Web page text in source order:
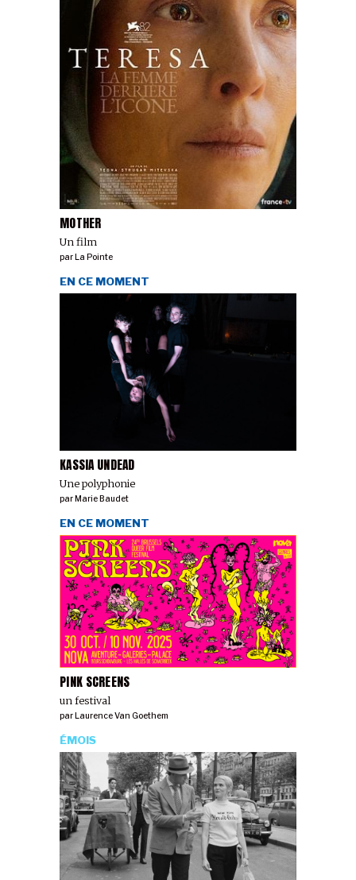
MOTHER
Un film
parLa Pointe
KASSIA UNDEAD
Une polyphonie
EN CE MOMENT
parMarie Baudet
PINK SCREENS
un festival
EN CE MOMENT
par Laurence Van Goethem
ÉMOIS